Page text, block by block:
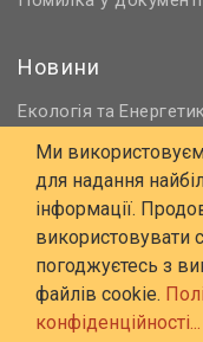
Новини
Екологія та
Нормативне
Будівництво та
Охорона праці та ПБ
© 2006 - 2026 Всі права
E-mail:
Ми
для надання
інформації.
використовувати
погоджуєтесь з
файлів cookie.
конфіденційності...